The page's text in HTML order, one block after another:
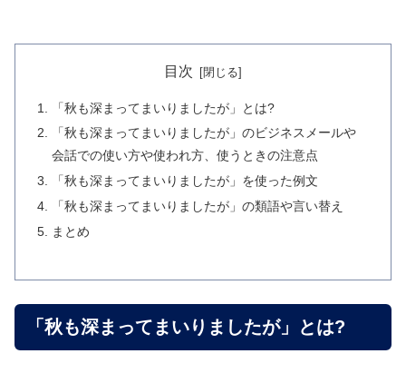
目次
「秋も深まってまいりましたが」とは?
「秋も深まってまいりましたが」のビジネスメールや
会話での使い方や使われ方、使うときの注意点
「秋も深まってまいりましたが」を使った例文
「秋も深まってまいりましたが」の類語や言い替え
まとめ
「秋も深まってまいりましたが」とは?